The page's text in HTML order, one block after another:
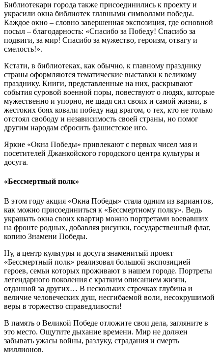
Библиотекари города также присоединились к проекту и
украсили окна библиотек главными символами победы.
Каждое окно – словно завершенная экспозиция, где основной
посыл – благодарность: «Спасибо за Победу! Спасибо за
подвиги, за мир! Спасибо за мужество, героизм, отвагу и
смелость!».
Кстати, в библиотеках, как обычно, к главному празднику
страны оформляются тематические выставки к великому
празднику. Книги, представленные на них, раскрывают
события суровой военной поры, повествуют о людях, которые
мужественно и упорно, не щадя сил своих и самой жизни, в
жестоких боях ковали победу над врагом, о тех, кто не только
отстоял свободу и независимость своей страны, но помог
другим народам сбросить фашистское иго.
Яркие «Окна Победы» привлекают с первых чисел мая и
посетителей Джанкойского городского центра культуры и
досуга.
«Бессмертный полк»
В этом году акция «Окна Победы» стала одним из вариантов,
как можно присоединиться к «Бессмертному полку». Ведь
украшать окна своих квартир можно портретами воевавших
на фронте родных, добавляя рисунки, государственный флаг,
копию Знамени Победы.
Ну, а центр культуры и досуга знаменитый проект
«Бессмертный полк» реализовал большой экспозицией
героев, семьи которых проживают в нашем городе. Портреты
легендарного поколения с кратким описанием жизни,
отданной за других… В нескольких строчках глубина и
величие человеческих душ, несгибаемой воли, несокрушимой
веры в торжество справедливости!
В память о Великой Победе отложите свои дела, загляните в
это место. Ощутите дыхание времени. Мир не должен
забывать ужасы войны, разлуку, страдания и смерть
миллионов.